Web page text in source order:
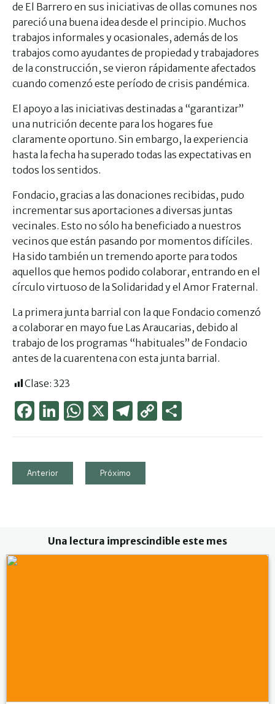
de El Barrero en sus iniciativas de ollas comunes nos
pareció una buena idea desde el principio. Muchos
trabajos informales y ocasionales, además de los
trabajos como ayudantes de propiedad y trabajadores
de la construcción, se vieron rápidamente afectados
cuando comenzó este período de crisis pandémica.
El apoyo a las iniciativas destinadas a “garantizar”
una nutrición decente para los hogares fue
claramente oportuno. Sin embargo, la experiencia
hasta la fecha ha superado todas las expectativas en
todos los sentidos.
Fondacio, gracias a las donaciones recibidas, pudo
incrementar sus aportaciones a diversas juntas
vecinales. Esto no sólo ha beneficiado a nuestros
vecinos que están pasando por momentos difíciles.
Ha sido también un tremendo aporte para todos
aquellos que hemos podido colaborar, entrando en el
círculo virtuoso de la Solidaridad y el Amor Fraternal.
La primera junta barrial con la que Fondacio comenzó
a colaborar en mayo fue Las Araucarias, debido al
trabajo de los programas “habituales” de Fondacio
antes de la cuarentena con esta junta barrial.
Clase: 323
Face
Link
Wha
Tele
Cop
Anterior Próximo
Una lectura imprescindible este mes